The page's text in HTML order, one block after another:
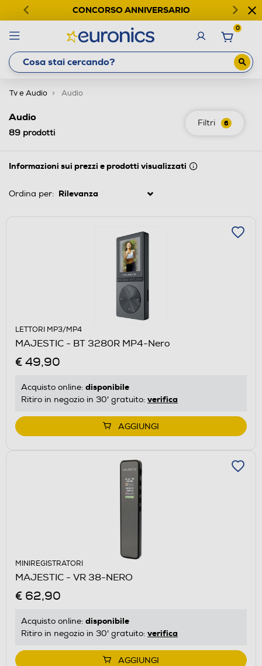
CONCORSO ANNIVERSARIO
0
Tv e Audio Audio
Filtri 6
Audio
89 prodotti
Informazioni sui prezzi e prodotti visualizzati
Ordina per:
LETTORI MP3/MP4
MAJESTIC - BT 3280R MP4-Nero
€ 49,90
Acquisto online: disponibile
Ritiro in negozio in 30' gratuito: verifica
AGGIUNGI
MINIREGISTRATORI
MAJESTIC - VR 38-NERO
€ 62,90
Acquisto online: disponibile
Ritiro in negozio in 30' gratuito: verifica
AGGIUNGI